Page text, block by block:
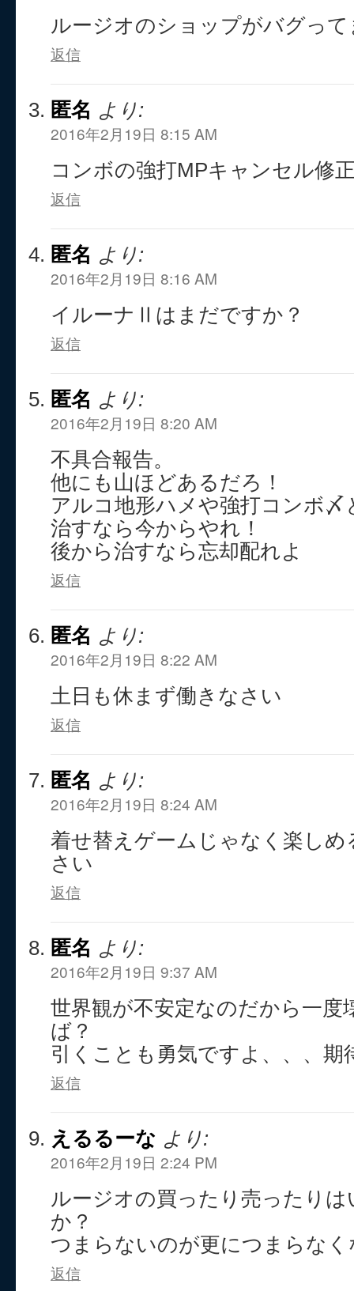
ルージオのショップがバグっ
返信
匿名 より:
2016年2月19日 8:15 AM
コンボの強打MPキャンセル修
返信
匿名 より:
2016年2月19日 8:16 AM
イルーナⅡはまだですか？
返信
匿名 より:
2016年2月19日 8:20 AM
不具合報告。
他にも山ほどあるだろ！
アルコ地形ハメや強打コンボ〆
治すなら今からやれ！
後から治すなら忘却配れよ
返信
匿名 より:
2016年2月19日 8:22 AM
土日も休まず働きなさい
返信
匿名 より:
2016年2月19日 8:24 AM
着せ替えゲームじゃなく楽し
さい
返信
匿名 より:
2016年2月19日 9:37 AM
世界観が不安定なのだから一度
ば？
引くことも勇気ですよ、、、期
返信
えるるーな より:
2016年2月19日 2:24 PM
ルージオの買ったり売ったり
か？
つまらないのが更につまらな
返信